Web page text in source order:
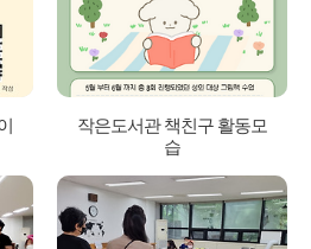
작은도서관 책친구 활동모
습